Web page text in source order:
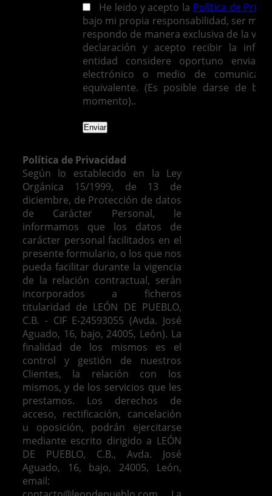
He leido y acepto la Política de
bajo mi propia responsabilidad, ser
respondo de manera exclusiva de la
declaración y acepto recibir la
entidad considere oportuno
electrónico o medio de
equivalente. (Es posible darse de
momento)..
Política de Privacidad
Según lo establecido en la Ley
Orgánica 15/1999, de 13 de
diciembre, de Protección de datos
de Carácter Personal, le
informamos que los datos de
carácter personal facilitados en el
presente formulario, o los que nos
pueda facilitar durante la vigencia
de la relación contractual, serán
incorporados a ficheros
titularidad de LEÓN DE PUEBLO,
C.B. - CIF E-24593055 (Avda. José
Aguado, 16, bajo, 24005, León). La
finalidad de los mismos es el
control y gestión de nuestros
Clientes, la relación con los
mismos, y de los servicios que les
prestamos.
Los derechos de
acceso, rectificación, cancelación
u oposición, podrán ejercitarse
mediante escrito dirigido a LEÓN
DE PUEBLO, C.B., Avda. José
Aguado, 16, bajo, 24005, León,
email: